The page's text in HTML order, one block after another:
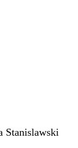
Stanislawski